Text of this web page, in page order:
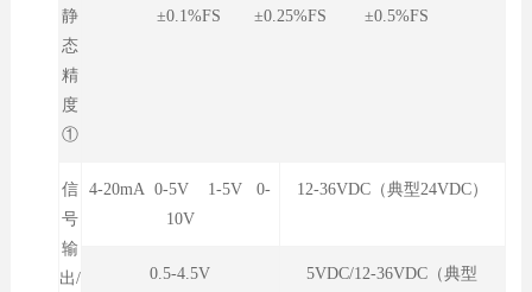
静
态
精
度
①
±0.1%FS ±0.25%FS ±0.5%FS
信
号
输
出/
4-20mA 0-5V 1-5V 0-
10V
12-36VDC（典型24VDC）
0.5-4.5V
5VDC/12-36VDC（典型